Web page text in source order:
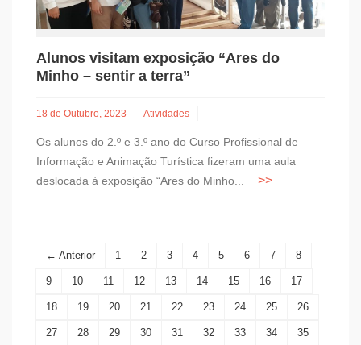
Alunos visitam exposição “Ares do
Minho – sentir a terra”
18 de Outubro, 2023 Atividades
Os alunos do 2.º e 3.º ano do Curso Profissional de
Informação e Animação Turística fizeram uma aula
deslocada à exposição “Ares do Minho...
← Anterior 1 2 3 4 5 6 7 8
9 10 11 12 13 14 15 16 17
18 19 20 21 22 23 24 25 26
27 28 29 30 31 32 33 34 35